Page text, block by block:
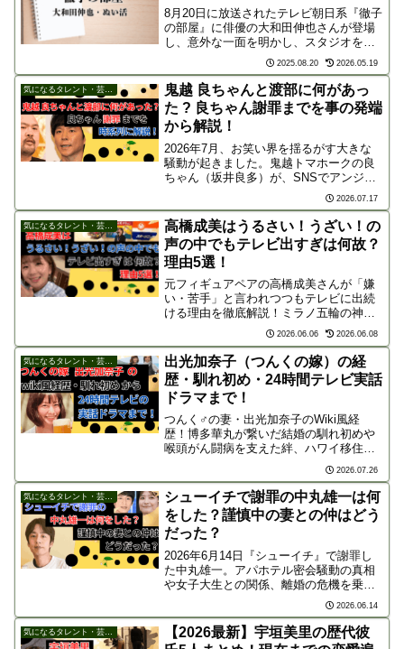
8月20日に放送されたテレビ朝日系『徹子
の部屋』に俳優の大和田伸也さんが登場
し、意外な一面を明かし、スタジオを和
ませていたので、ご紹介します！黒柳徹
子さんと、ぬい撮り。#徹子の部屋 #ぬい
活 pic.twitter.com/JI9j5npq...
2025.08.20 2026.05.19
気になるタレント・芸能人
鬼越 良ちゃんと渡部に何があっ
た ? 良ちゃん謝罪までを事の発端
から解説！
2026年7月、お笑い界を揺るがす大きな
騒動が起きました。鬼越トマホークの良
ちゃん（坂井良多）が、SNSでアンジャ
ッシュの渡部建さんを「ゴミ」「クソ」
と痛烈に批判したのです。一時は泥仕合
の様相を呈したこの騒動ですが、実は
「制作会社の連絡不備...
2026.07.17
高橋成美はうるさい！うざい！の
声の中でもテレビ出すぎは何故？
理由5選！
元フィギュアペアの高橋成美さんが「嫌
い・苦手」と言われつつもテレビに出続
ける理由を徹底解説！ミラノ五輪の神解
説や7か国語を操る知性など、テレビ局が
彼女を起用し続ける5つの理由と人気の秘
密に迫ります。
2026.06.06 2026.06.08
出光加奈子（つんくの嫁）の経
歴・馴れ初め・24時間テレビ実話
ドラマまで！
つんく♂の妻・出光加奈子のWiki風経
歴！博多華丸が繋いだ結婚の馴れ初めや
喉頭がん闘病を支えた絆、ハワイ移住の
現在まで解説。北川景子主演の2026年24
時間テレビドラマ化でも話題の夫婦愛に
迫ります！
2026.07.26
気になるタレント・芸能人
シューイチで謝罪の中丸雄一は何
をした？謹慎中の妻との仲はどう
だった？
2026年6月14日『シューイチ』で謝罪し
た中丸雄一。アパホテル密会騒動の真相
や女子大生との関係、離婚の危機を乗り
越えた妻・笹崎里菜との現在の夫婦仲、
最新プロフィールを徹底解説します。
2026.06.14
気になるタレント・芸能人
【2026最新】宇垣美里の歴代彼